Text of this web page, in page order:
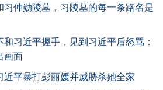
习仲勋陵墓，习陵墓的每一条路名是
习近平握手，见到习近平后怒骂：
画面
平暴打彭丽媛并威胁杀她全家